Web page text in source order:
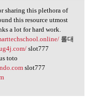
for
sharing this plethora of
this resource utmost
a lot for hard work.
롤대
slot777
toto
slot777